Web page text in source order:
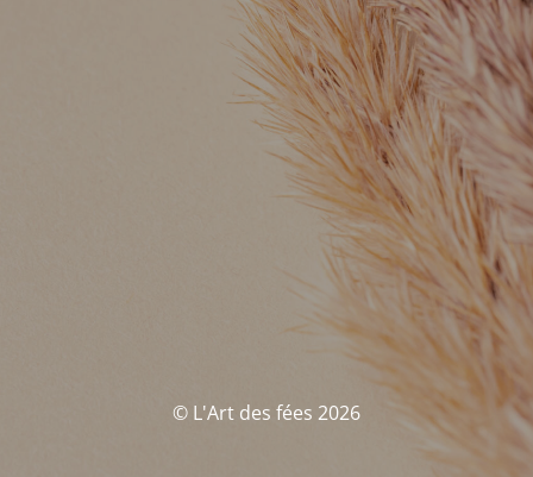
© L'Art des fées 2026